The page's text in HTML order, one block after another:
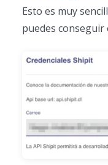
Esto es muy
puedes conseguir